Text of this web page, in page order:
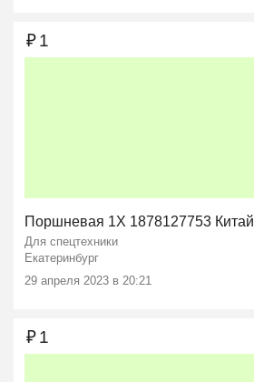
Поршневая 1X 1878127753 Китай
Для спецтехники
Екатеринбург
29 апреля 2023 в 20:21
₽1
₽1